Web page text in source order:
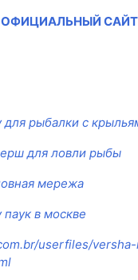
ОФИЦИАЛЬНЫЙ САЙТ
для рыбалки с
для ловли рыбы
мережа
в москве
userfiles/